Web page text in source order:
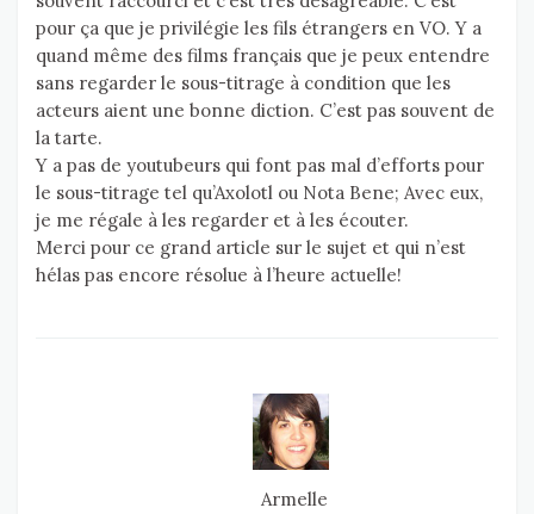
pour ça que je privilégie les fils étrangers en VO. Y a
quand même des films français que je peux entendre
sans regarder le sous-titrage à condition que les
acteurs aient une bonne diction. C’est pas souvent de
la tarte.
Y a pas de youtubeurs qui font pas mal d’efforts pour
le sous-titrage tel qu’Axolotl ou Nota Bene; Avec eux,
je me régale à les regarder et à les écouter.
Merci pour ce grand article sur le sujet et qui n’est
hélas pas encore résolue à l’heure actuelle!
Armelle